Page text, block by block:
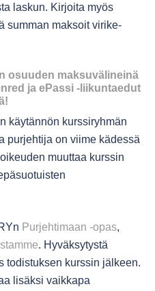
laskun. Kirjoita myös
summan maksoit virike-
osuuden maksuvälineinä
ja ePassi -liikuntaedut
käytännön kurssiryhmän
purjehtija on viime kädessä
muuttaa kurssin
Purjehtimaan -opas,
. Hyväksytystä
todistuksen kurssin jälkeen.
lisäksi vaikkapa